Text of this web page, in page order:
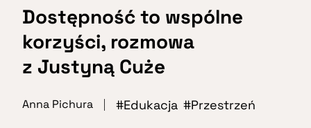
Dostępność to wspólne
korzyści, rozmowa
z Justyną Cuże
Anna Pichura Edukacja Przestrzeń